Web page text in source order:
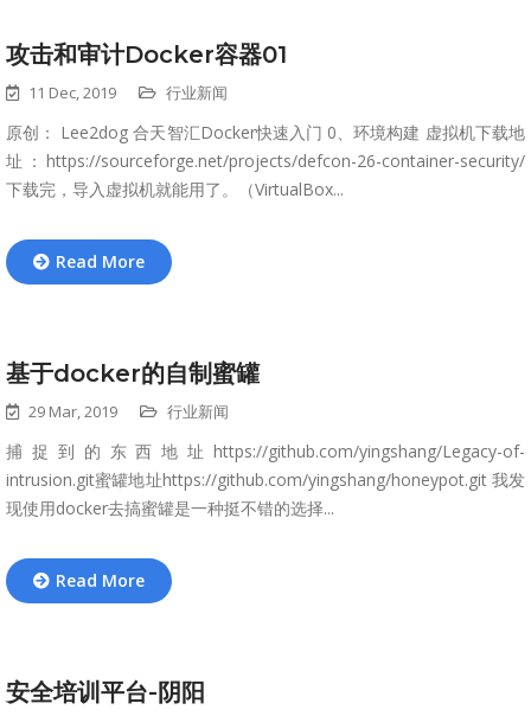
攻击和审计Docker容器01
11 Dec, 2019 行业新闻
原创： Lee2dog 合天智汇Docker快速入门 0、环境构建 虚拟机下载地
址：https://sourceforge.net/projects/defcon-26-container-security/
下载完，导入虚拟机就能用了。（VirtualBox...
Read More
基于docker的自制蜜罐
29 Mar, 2019 行业新闻
捕捉到的东西地址https://github.com/yingshang/Legacy-of-
intrusion.git蜜罐地址https://github.com/yingshang/honeypot.git 我发
现使用docker去搞蜜罐是一种挺不错的选择...
Read More
安全培训平台-阴阳